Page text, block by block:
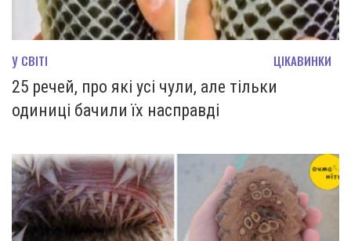
У СВІТІ ЦІКАВИНКИ
25 речей, про які усі чули, але тільки
одиниці бачили їх насправді